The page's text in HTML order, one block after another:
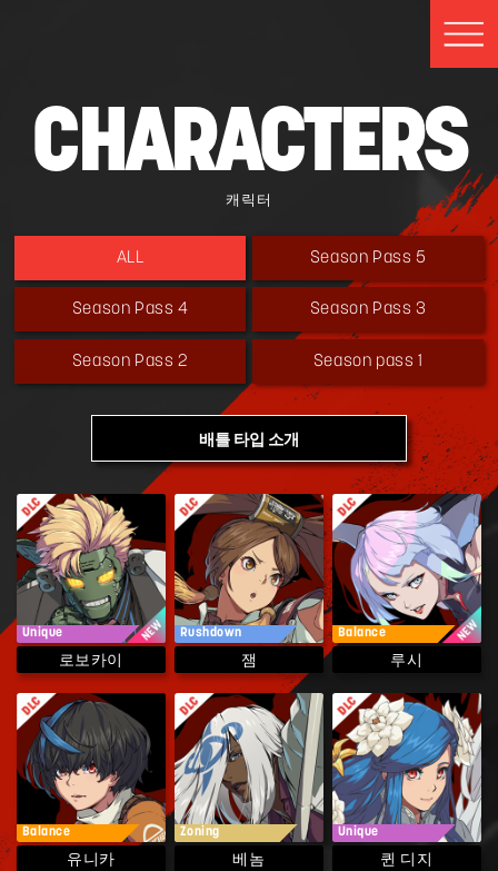
CHARACTERS
캐릭터
ALL Season Pass 5
Season Pass 4 Season Pass 3
Season Pass 2 Season pass 1
배틀 타입 소개
Unique
로보카이
Rushdown
잼
Balance
루시
Balance
유니카
Zoning
베놈
Unique
퀸 디지